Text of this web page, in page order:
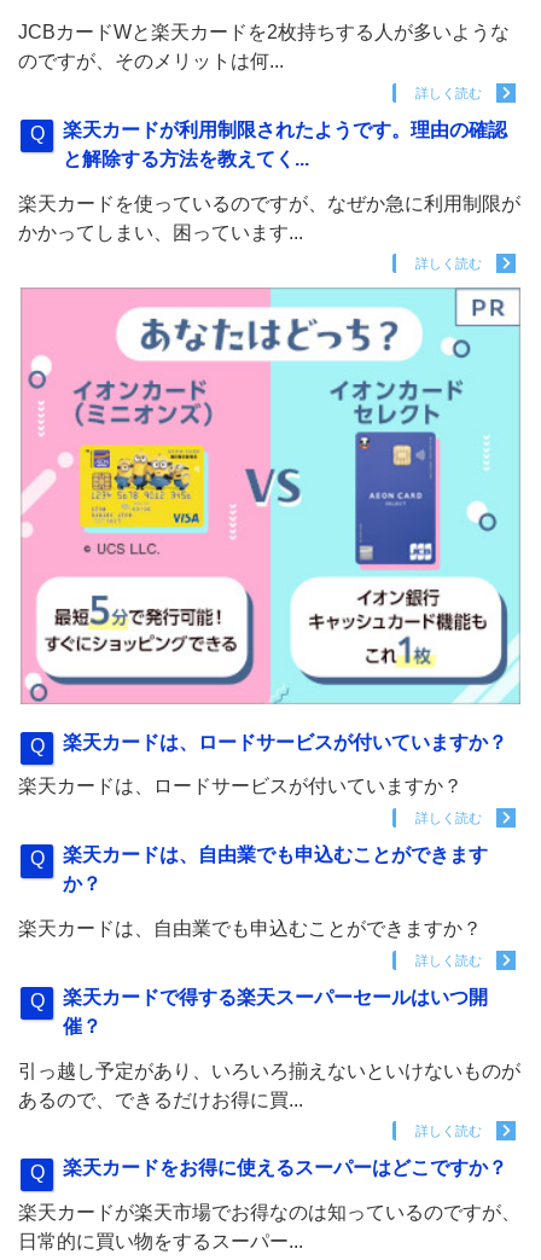
JCBカードWと楽天カードを2枚持ちする人が多いような
のですが、そのメリットは何...
詳しく読む
楽天カードが利用制限されたようです。理由の確認
と解除する方法を教えてく...
楽天カードを使っているのですが、なぜか急に利用制限が
かかってしまい、困っています...
詳しく読む
楽天カードは、ロードサービスが付いていますか？
楽天カードは、ロードサービスが付いていますか？
詳しく読む
楽天カードは、自由業でも申込むことができます
か？
楽天カードは、自由業でも申込むことができますか？
詳しく読む
楽天カードで得する楽天スーパーセールはいつ開
催？
引っ越し予定があり、いろいろ揃えないといけないものが
あるので、できるだけお得に買...
詳しく読む
楽天カードをお得に使えるスーパーはどこですか？
楽天カードが楽天市場でお得なのは知っているのですが、
日常的に買い物をするスーパー...